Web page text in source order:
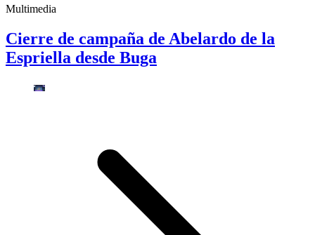
Multimedia
Cierre de campaña de Abelardo de la
Espriella desde Buga